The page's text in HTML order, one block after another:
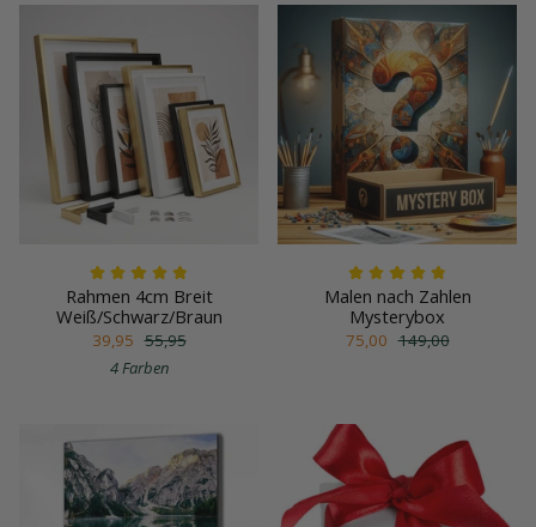
Rahmen 4cm Breit
Weiß/Schwarz/Braun
39,95 55,95
4 Farben
Malen nach Zahlen
Mysterybox
75,00 149,00